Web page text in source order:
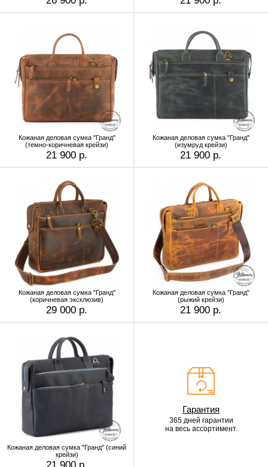
Кожаная деловая сумка "Гранд"
(темно-коричневая крейзи)
21 900 р.
Кожаная деловая сумка "Гранд"
(изумруд крейзи)
21 900 р.
Кожаная деловая сумка "Гранд"
(коричневая эксклюзив)
29 000 р.
Кожаная деловая сумка "Гранд"
(рыжий крейзи)
21 900 р.
Кожаная деловая сумка "Гранд" (синий
крейзи)
Гарантия
365 дней гарантии
на весь ассортимент.